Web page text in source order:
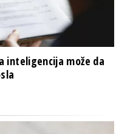
inteligencija može da